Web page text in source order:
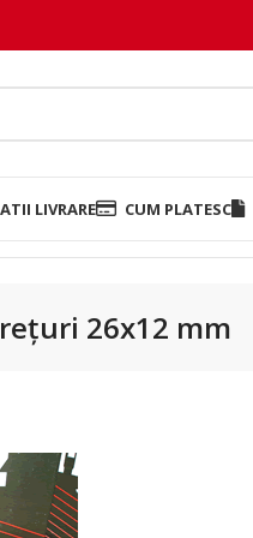
LIVRARE CUM PLATESC
26x12 mm